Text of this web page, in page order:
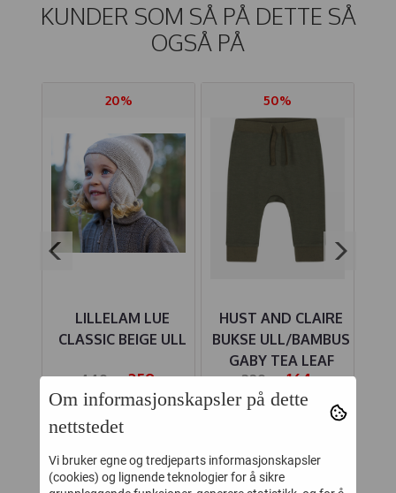
KUNDER SOM SÅ PÅ DETTE SÅ
OGSÅ PÅ
20%
LILLELAM LUE
CLASSIC BEIGE ULL
449,-
359,-
Kjøp
50%
HUST AND CLAIRE
BUKSE ULL/BAMBUS
GABY TEA LEAF
329,-
164,-
Om informasjonskapsler på dette
nettstedet
Vi bruker egne og tredjeparts informasjonskapsler
(cookies) og lignende teknologier for å sikre